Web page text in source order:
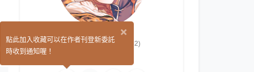
七月實驗室 (52)
×
點此加入收藏可以在作者刊登新委託
時收到通知喔！